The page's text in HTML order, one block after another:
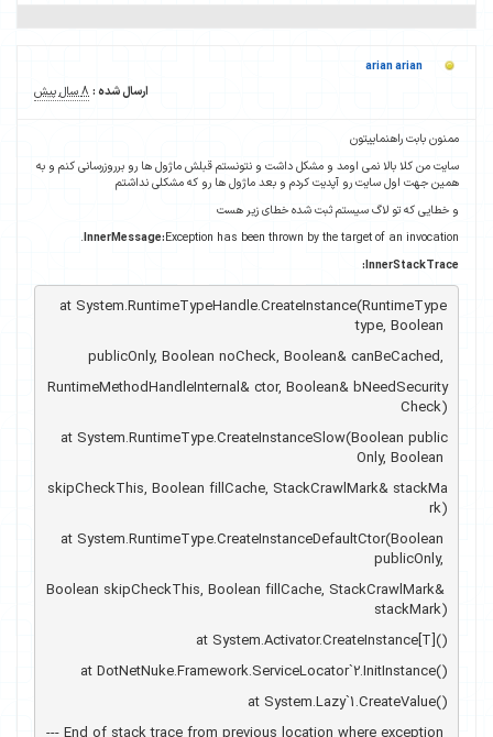
arian arian
ارسال شده :8 سال پیش
ممنون بابت راهنماییتون
سایت من کلا بالا نمی اومد و مشکل داشت و نتونستم قبلش ماژول ها رو برروزرسانی کنم و به
همین جهت اول سایت رو آپدیت کردم و بعد ماژول ها رو که مشکلی نداشتم
و خطایی که تو لاگ سیستم ثبت شده خطای زیر هست
InnerMessage:Exception has been thrown by the target of an invocation.
InnerStackTrace:
   at System.RuntimeTypeHandle.CreateInstance(RuntimeType
type, Boolean
publicOnly, Boolean noCheck, Boolean& canBeCached,
RuntimeMethodHandleInternal& ctor, Boolean& bNeedSecurity
Check)
   at System.RuntimeType.CreateInstanceSlow(Boolean public
Only, Boolean
skipCheckThis, Boolean fillCache, StackCrawlMark& stackMa
   at System.RuntimeType.CreateInstanceDefaultCtor(Boolean
publicOnly,
Boolean skipCheckThis, Boolean fillCache, StackCrawlMark&
stackMark)
   at System.Activator.CreateInstance[T]()
   at DotNetNuke.Framework.ServiceLocator`2.InitInstance()
   at System.Lazy`1.CreateValue()